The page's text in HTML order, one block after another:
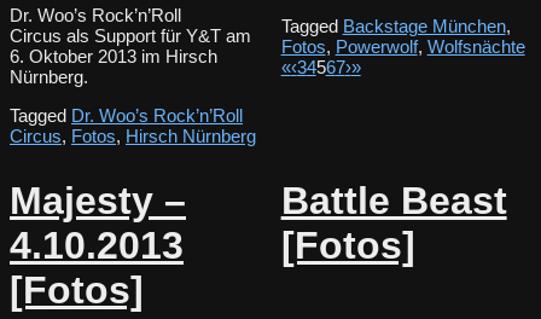
Dr. Woo’s Rock’n’Roll
Circus als Support für Y&T am
6. Oktober 2013 im Hirsch
Nürnberg.
Tagged Dr. Woo’s Rock’n’Roll
Circus, Fotos, Hirsch Nürnberg
Tagged Backstage München,
Fotos, Powerwolf, Wolfsnächte
Majesty –
4.10.2013
[Fotos]
Battle Beast
[Fotos]
«‹34567›»